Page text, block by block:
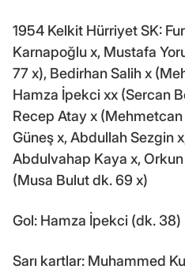
1954 Kelkit Hürriyet SK:
Karnapoğlu x, Mustafa
77 x), Bedirhan Salih x
Hamza İpekci xx (Sercan
Recep Atay x (Mehmetcan
Güneş x, Abdullah Sezgin
Abdulvahap Kaya x,
(Musa Bulut dk. 69 x)
Gol: Hamza İpekci (dk.
Sarı kartlar: Muhammed